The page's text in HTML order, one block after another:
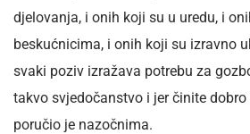
djelovanja, i onih koji su u uredu, i
beskućnicima, i onih koji su izravno
svaki poziv izražava potrebu za
takvo svjedočanstvo i jer činite dobro
poručio je nazočnima.